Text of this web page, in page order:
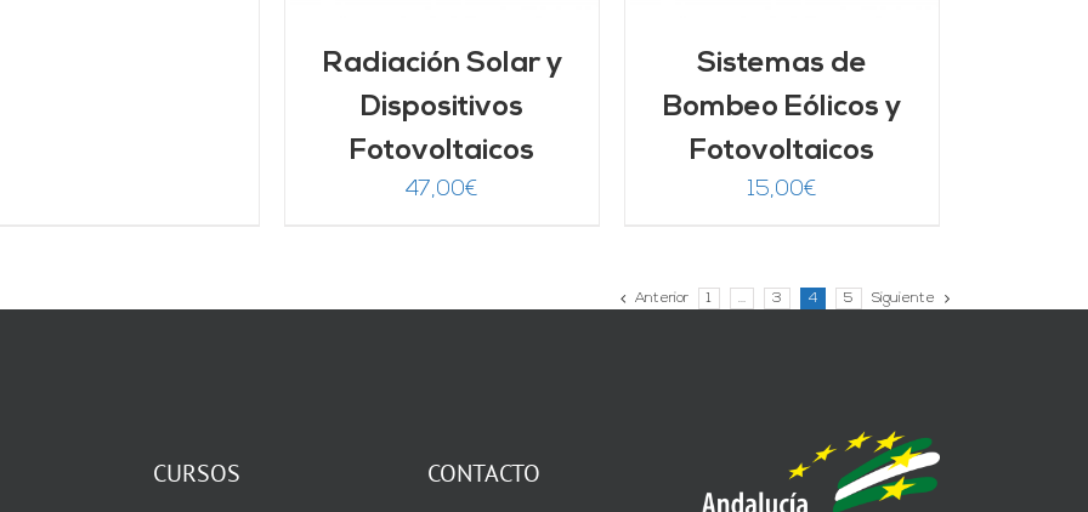
Radiación Solar y
Dispositivos
Fotovoltaicos
47,00€
Sistemas de
Bombeo Eólicos y
Fotovoltaicos
15,00€
Anterior 1 … 3 4 5 Siguiente
CURSOS CONTACTO